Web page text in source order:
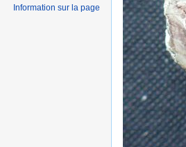
Information sur la page